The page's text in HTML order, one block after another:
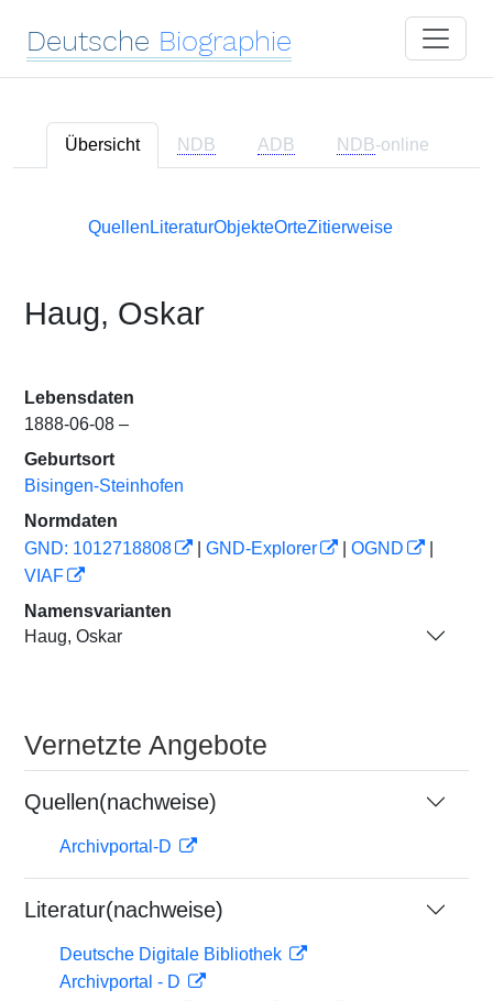
Deutsche Biographie
Übersicht NDB ADB NDB-online
Quellen LiteraturObjekteOrteZitierweise
Haug, Oskar
Lebensdaten
1888-06-08 –
Geburtsort
Bisingen-Steinhofen
Normdaten
GND: 1012718808
GND-Explorer OGND
VIAF
Namensvarianten
Haug, Oskar
Vernetzte Angebote
Quellen(nachweise)
Archivportal-D
Literatur(nachweise)
Deutsche Digitale Bibliothek
Archivportal - D